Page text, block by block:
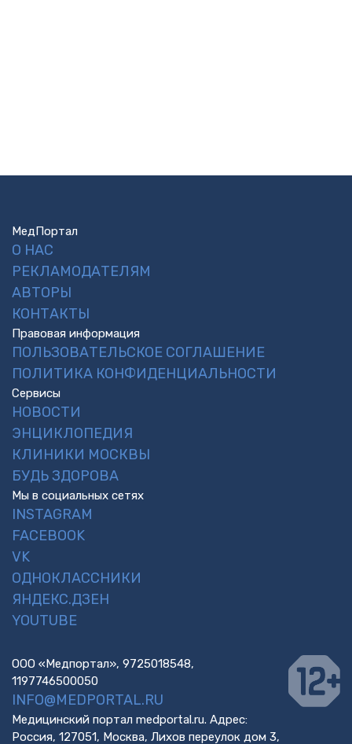
МедПортал
О НАС
РЕКЛАМОДАТЕЛЯМ
АВТОРЫ
КОНТАКТЫ
Правовая информация
ПОЛЬЗОВАТЕЛЬСКОЕ СОГЛАШЕНИЕ
ПОЛИТИКА КОНФИДЕНЦИАЛЬНОСТИ
Сервисы
НОВОСТИ
ЭНЦИКЛОПЕДИЯ
КЛИНИКИ МОСКВЫ
БУДЬ ЗДОРОВА
Мы в социальных сетях
INSTAGRAM
FACEBOOK
VK
ОДНОКЛАССНИКИ
ЯНДЕКС.ДЗЕН
YOUTUBE
ООО «Медпортал», 9725018548,
1197746500050
INFO@MEDPORTAL.RU
Медицинский портал medportal.ru. Адрес:
Россия, 127051, Москва, Лихов переулок дом 3,